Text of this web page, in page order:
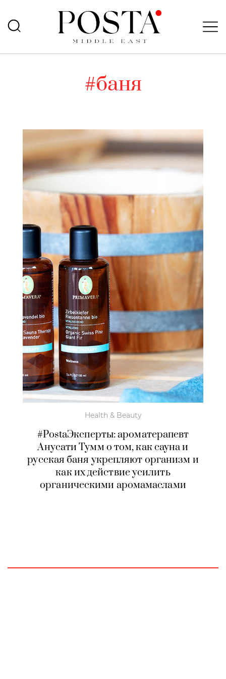
#баня
Health & Beauty
#PostaЭксперты: ароматерапевт
Анусати Тумм о том, как сауна и
русская баня укрепляют организм и
как их действие усилить
органическими аромамаслами